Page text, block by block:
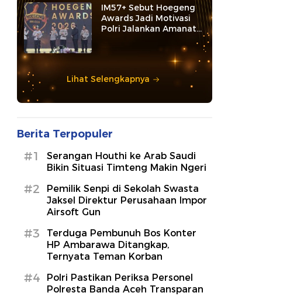
IM57+ Sebut Hoegeng
Awards Jadi Motivasi
Polri Jalankan Amanat
Lihat Selengkapnya
Berita Terpopuler
#1
Serangan Houthi ke Arab Saudi
Bikin Situasi Timteng Makin Ngeri
#2
Pemilik Senpi di Sekolah Swasta
Jaksel Direktur Perusahaan Impor
Airsoft Gun
#3
Terduga Pembunuh Bos Konter
HP Ambarawa Ditangkap,
Ternyata Teman Korban
#4
Polri Pastikan Periksa Personel
Polresta Banda Aceh Transparan